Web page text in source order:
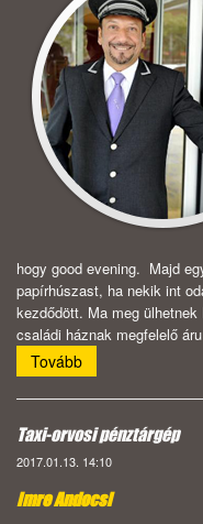
hogy good evening. Majd
papírhúszast, ha nekik int
kezdődött. Ma meg
családi háznak megfelelő
Tovább
Taxi-orvosi pénztárgép
2017.01.13. 14:10
Imre Andocsi